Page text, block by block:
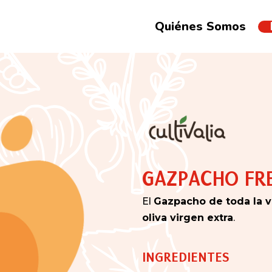
Quiénes Somos
GAZPACHO
El Gazpacho de toda la
oliva virgen extra.
INGREDIENTES